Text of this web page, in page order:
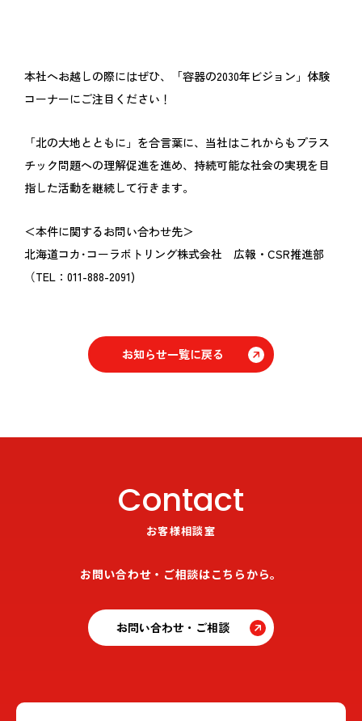
本社へお越しの際にはぜひ、「容器の2030年ビジョン」体験
コーナーにご注目ください！
「北の大地とともに」を合言葉に、当社はこれからもプラス
チック問題への理解促進を進め、持続可能な社会の実現を目
指した活動を継続して行きます。
＜本件に関するお問い合わせ先＞
北海道コカ･コーラボトリング株式会社 広報・CSR推進部
（TEL：011-888-2091)
お知らせ一覧に戻る
Contact
お客様相談室
お問い合わせ・ご相談はこちらから。
お問い合わせ・ご相談